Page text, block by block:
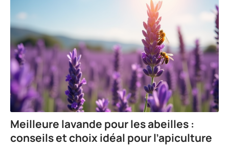
Meilleure lavande pour les abeilles :
conseils et choix idéal pour l’apiculture